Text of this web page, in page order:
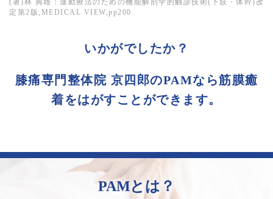
(著)林 典雄：運動療法のための機能解剖学的触診技術(下肢・体幹)改
定第2版,MEDICAL VIEW,pp200.
いかがでしたか？
膝痛専門整体院 京四郎のPAMなら筋膜癒
着をはがすことができます。
PAMとは？